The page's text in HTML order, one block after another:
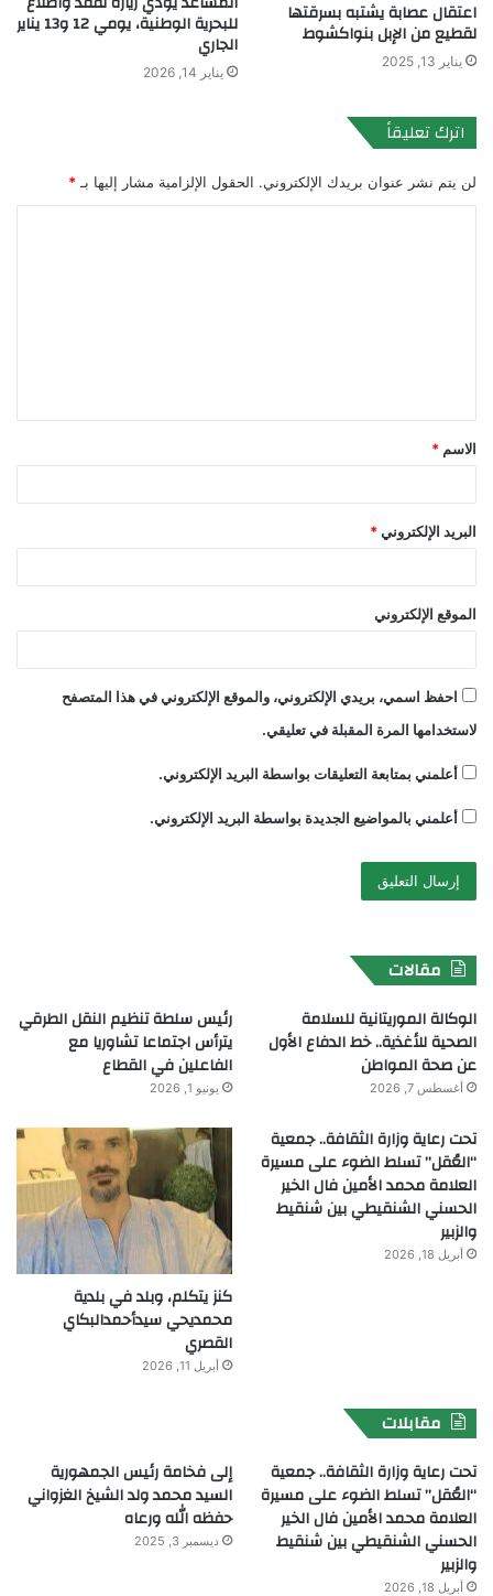
اعتقال عصابة يشتبه بسرقتها
لقطيع من الإبل بنواكشوط
يناير 13, 2025
للبحرية الوطنية، يومي 12 و13 يناير
الجاري
يناير 14, 2026
اترك تعليقاً
لن يتم نشر عنوان بريدك الإلكتروني. الحقول الإلزامية مشار إليها بـ *
ق
*
الاسم *
البريد الإلكتروني *
الموقع الإلكتروني
احفظ اسمي، بريدي الإلكتروني، والموقع الإلكتروني في هذا المتصفح
لاستخدامها المرة المقبلة في تعليقي.
أعلمني بمتابعة التعليقات بواسطة البريد الإلكتروني.
أعلمني بالمواضيع الجديدة بواسطة البريد الإلكتروني.
مقالات
الوكالة الموريتانية للسلامة
الصحية للأغذية.. خط الدفاع الأول
عن صحة المواطن
أغسطس 7, 2026
رئيس سلطة تنظيم النقل الطرقي
يترأس اجتماعا تشاوريا مع
الفاعلين في القطاع
يونيو 1, 2026
تحت رعاية وزارة الثقافة.. جمعية
“العُقل” تسلط الضوء على مسيرة
العلامة محمد الأمين فال الخير
الحسني الشنقيطي بين شنقيط
والزبير
أبريل 18, 2026
كنز يتكلم، وبلد في بلدية
محمديحي سيدأحمدالبكاي
القصري
أبريل 11, 2026
مقابلات
تحت رعاية وزارة الثقافة.. جمعية
“العُقل” تسلط الضوء على مسيرة
العلامة محمد الأمين فال الخير
الحسني الشنقيطي بين شنقيط
والزبير
أبريل 18, 2026
إلى فخامة رئيس الجمهورية
السيد محمد ولد الشيخ الغزواني
حفظه الله ورعاه
ديسمبر 3, 2025